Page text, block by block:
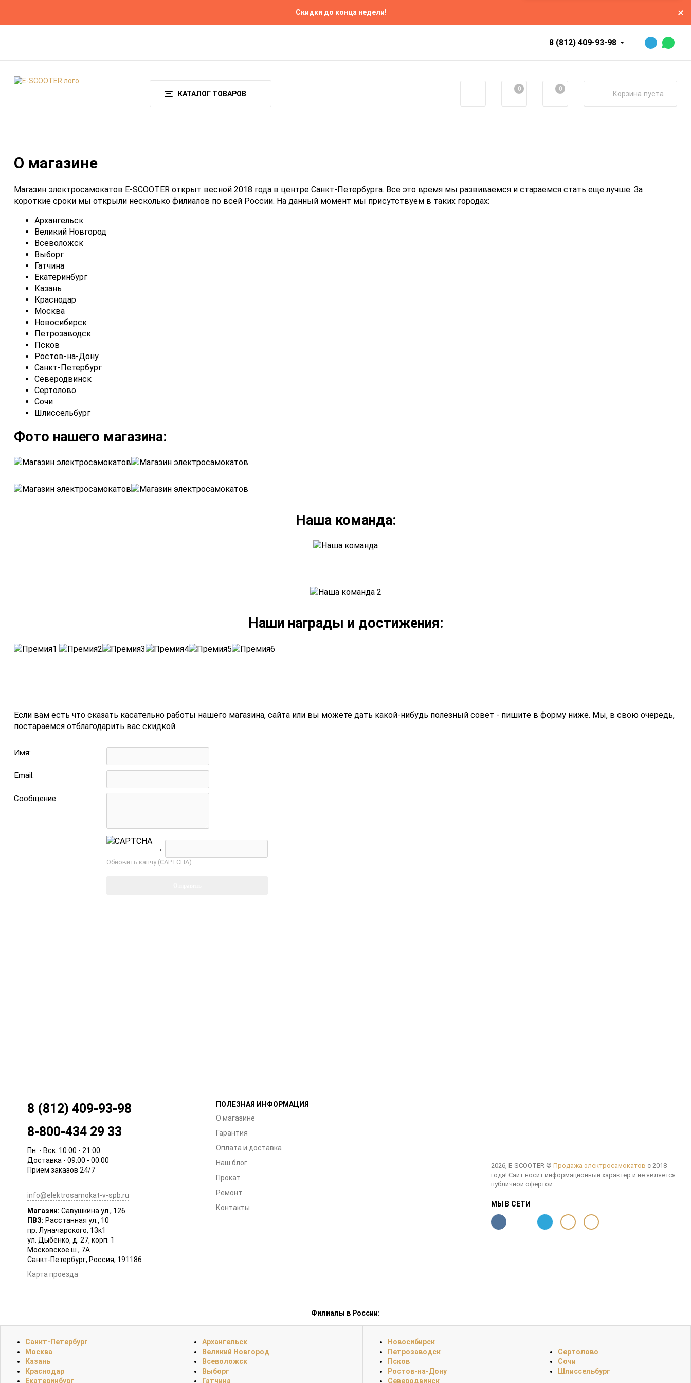
Скидки до конца недели!
О магазине Гарантия и возврат Оплата и доставка Прокат Ремонт Контакты
8 (812) 409-93-98
КАТАЛОГ ТОВАРОВ
0 0
Корзина пуста
О магазине
Магазин электросамокатов E-SCOOTER открыт весной 2018 года в центре Санкт-Петербурга. Все это время мы развиваемся и стараемся стать еще лучше. За
короткие сроки мы открыли несколько филиалов по всей России. На данный момент мы присутствуем в таких городах:
Архангельск
Великий Новгород
Всеволожск
Выборг
Гатчина
Екатеринбург
Казань
Краснодар
Москва
Новосибирск
Петрозаводск
Псков
Ростов-на-Дону
Санкт-Петербург
Северодвинск
Сертолово
Сочи
Шлиссельбург
Фото нашего магазина:
Наша команда:
Наши награды и достижения:
Если вам есть что сказать касательно работы нашего магазина, сайта или вы можете дать какой-нибудь полезный совет - пишите в форму ниже. Мы, в свою очередь,
постараемся отблагодарить вас скидкой.
Имя:
Email:
Сообщение:
→
Обновить капчу (CAPTCHA)
8 (812) 409-93-98
8-800-434 29 33
Пн. - Вск. 10:00 - 21:00
Доставка - 09:00 - 00:00
Прием заказов 24/7
info@elektrosamokat-v-spb.ru
Магазин: Савушкина ул., 126
ПВЗ: Расстанная ул., 10
пр. Луначарского, 13к1
ул. Дыбенко, д. 27, корп. 1
Московское ш., 7А
Санкт-Петербург, Россия, 191186
Карта проезда
ПОЛЕЗНАЯ ИНФОРМАЦИЯ
О магазине
Гарантия
Оплата и доставка
Наш блог
Прокат
Ремонт
Контакты
2026, E-SCOOTER © Продажа электросамокатов с 2018
года! Сайт носит информационный характер и не является
публичной офертой.
МЫ В СЕТИ
Филиалы в России:
Санкт-Петербург
Москва
Казань
Краснодар
Екатеринбург
Архангельск
Великий Новгород
Всеволожск
Выборг
Гатчина
Новосибирск
Петрозаводск
Псков
Ростов-на-Дону
Северодвинск
Сертолово
Сочи
Шлиссельбург